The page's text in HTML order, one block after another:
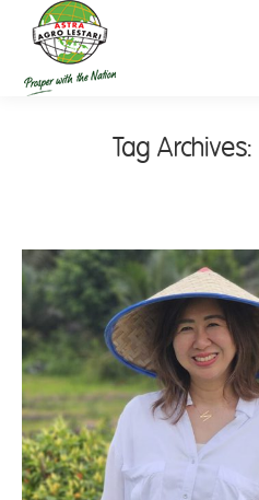
Tag Archives: